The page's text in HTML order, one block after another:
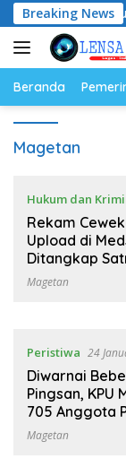
Langsung
ke
konten
Breaking News
Dukung
Beranda
Magetan
Hukum dan
Januari 2023
Rekam
Upload di
Ditangkap
Magetan
Magetan
Peristiwa 24
Diwarnai
Pingsan, KPU
705 Anggota
Magetan